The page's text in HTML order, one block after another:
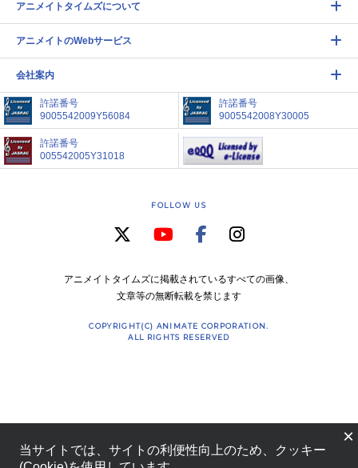
アニメイトタイムズについて
アニメイトのWebサービス
会社案内
許諾番号
9005542009Y56084
許諾番号
9005542008Y30005
許諾番号
005542005Y31018
FOLLOW US
アニメイトタイムズに掲載されているすべての画像、
文章等の無断転載を禁じます
COPYRIGHT(C) ANIMATE CORPORATION.
ALL RIGHTS RESERVED
×
当サイトでは、サイトの利便性向上のため、クッキー